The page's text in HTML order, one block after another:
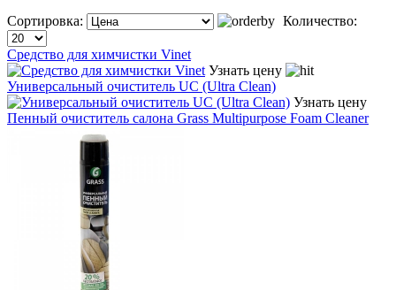
Сортировка:
Количество:
Средство для химчистки Vinet
Узнать цену
Универсальный очиститель UC (Ultra Clean)
Узнать цену
Пенный очиститель салона Grass Multipurpose Foam Cleaner